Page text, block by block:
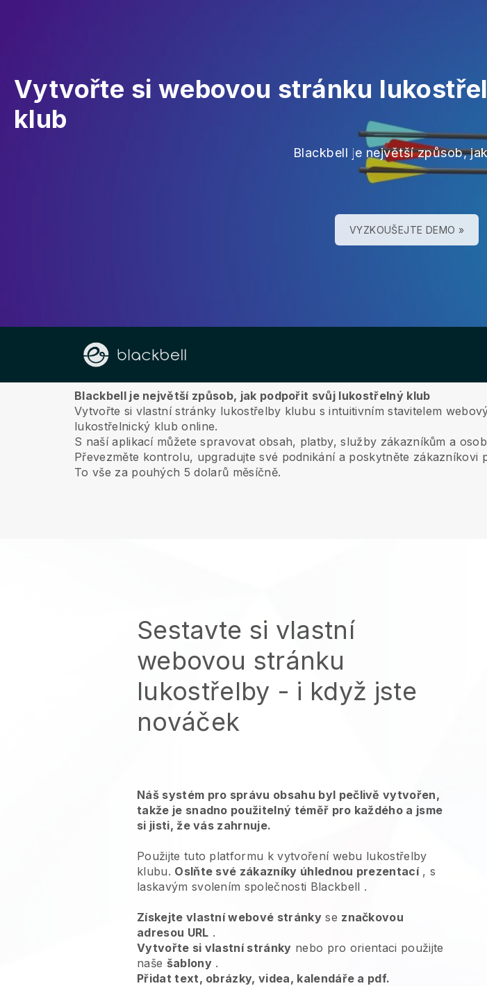
Vytvořte si webovou stránku
klub
Blackbell je největší způsob,
VYZKOUŠEJTE DEMO »
O nás
Blackbell je největší způsob, jak podpořit svůj lukostřelný klub
Vytvořte si vlastní stránky lukostřelby klubu s intuitivním stavitelem
lukostřelnický klub online.
S naší aplikací můžete spravovat obsah, platby, služby zákazníkům a
Převezměte kontrolu, upgradujte své podnikání a poskytněte zákazníkovi
To vše za pouhých 5 dolarů měsíčně.
Sestavte si vlastní
webovou stránku
lukostřelby - i když jste
nováček
Náš systém pro správu obsahu byl pečlivě vytvořen,
takže je snadno použitelný téměř pro každého a jsme
si jisti, že vás zahrnuje.
Použijte tuto platformu k vytvoření webu lukostřelby
klubu. Oslňte své zákazníky úhlednou prezentací, s
laskavým svolením společnosti Blackbell .
Získejte vlastní webové stránkyse značkovou
adresou URL .
Vytvořte si vlastní stránky nebo pro orientaci použijte
naše šablony.
Přidat text, obrázky, videa, kalendáře a pdf.